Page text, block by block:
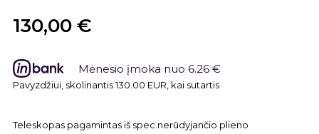
130,00 €
Mėnesio įmoka nuo 6.26 €
Pavyzdžiui, skolinantis 130.00 EUR, kai sutartis sudaroma 24 mėn.
Teleskopas pagamintas iš spec.nerūdyjančio plieno